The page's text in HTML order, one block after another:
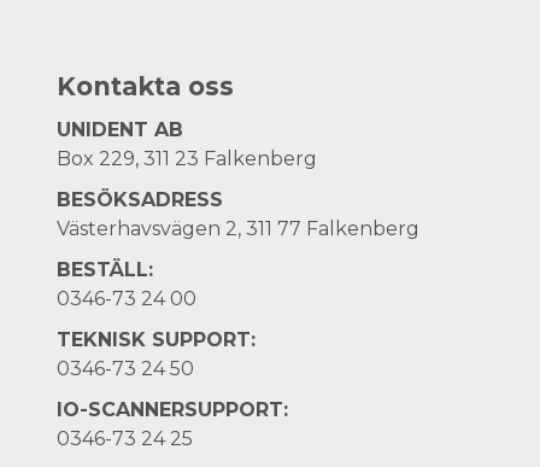
Kontakta oss
UNIDENT AB
Box 229, 311 23 Falkenberg
BESÖKSADRESS
Västerhavsvägen 2, 311 77 Falkenberg
BESTÄLL:
0346-73 24 00
TEKNISK SUPPORT:
0346-73 24 50
IO-SCANNERSUPPORT:
0346-73 24 25